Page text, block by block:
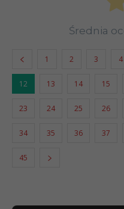
Średnia
1 2 3 4
12 13 14 15
23 24 25 26
34 35 36 37
45